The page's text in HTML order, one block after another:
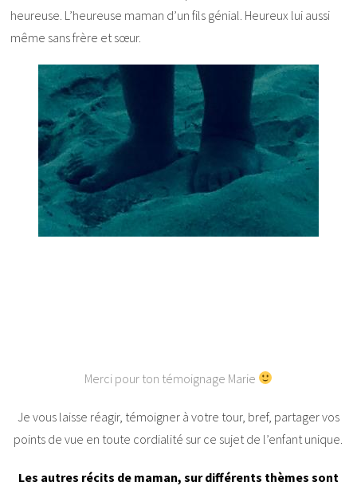
heureuse. L’heureuse maman d’un fils génial. Heureux lui aussi
même sans frère et sœur.
Merci pour ton témoignage Marie
Je vous laisse réagir, témoigner à votre tour, bref, partager vos
points de vue en toute cordialité sur ce sujet de l’enfant unique.
Les autres récits de maman, sur différents thèmes sont